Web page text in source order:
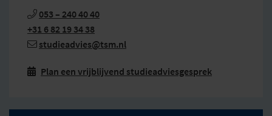
053 – 240 40 40
+31 6 82 19 34 38
studieadvies@tsm.nl
 Plan een vrijblijvend studieadviesgesprek